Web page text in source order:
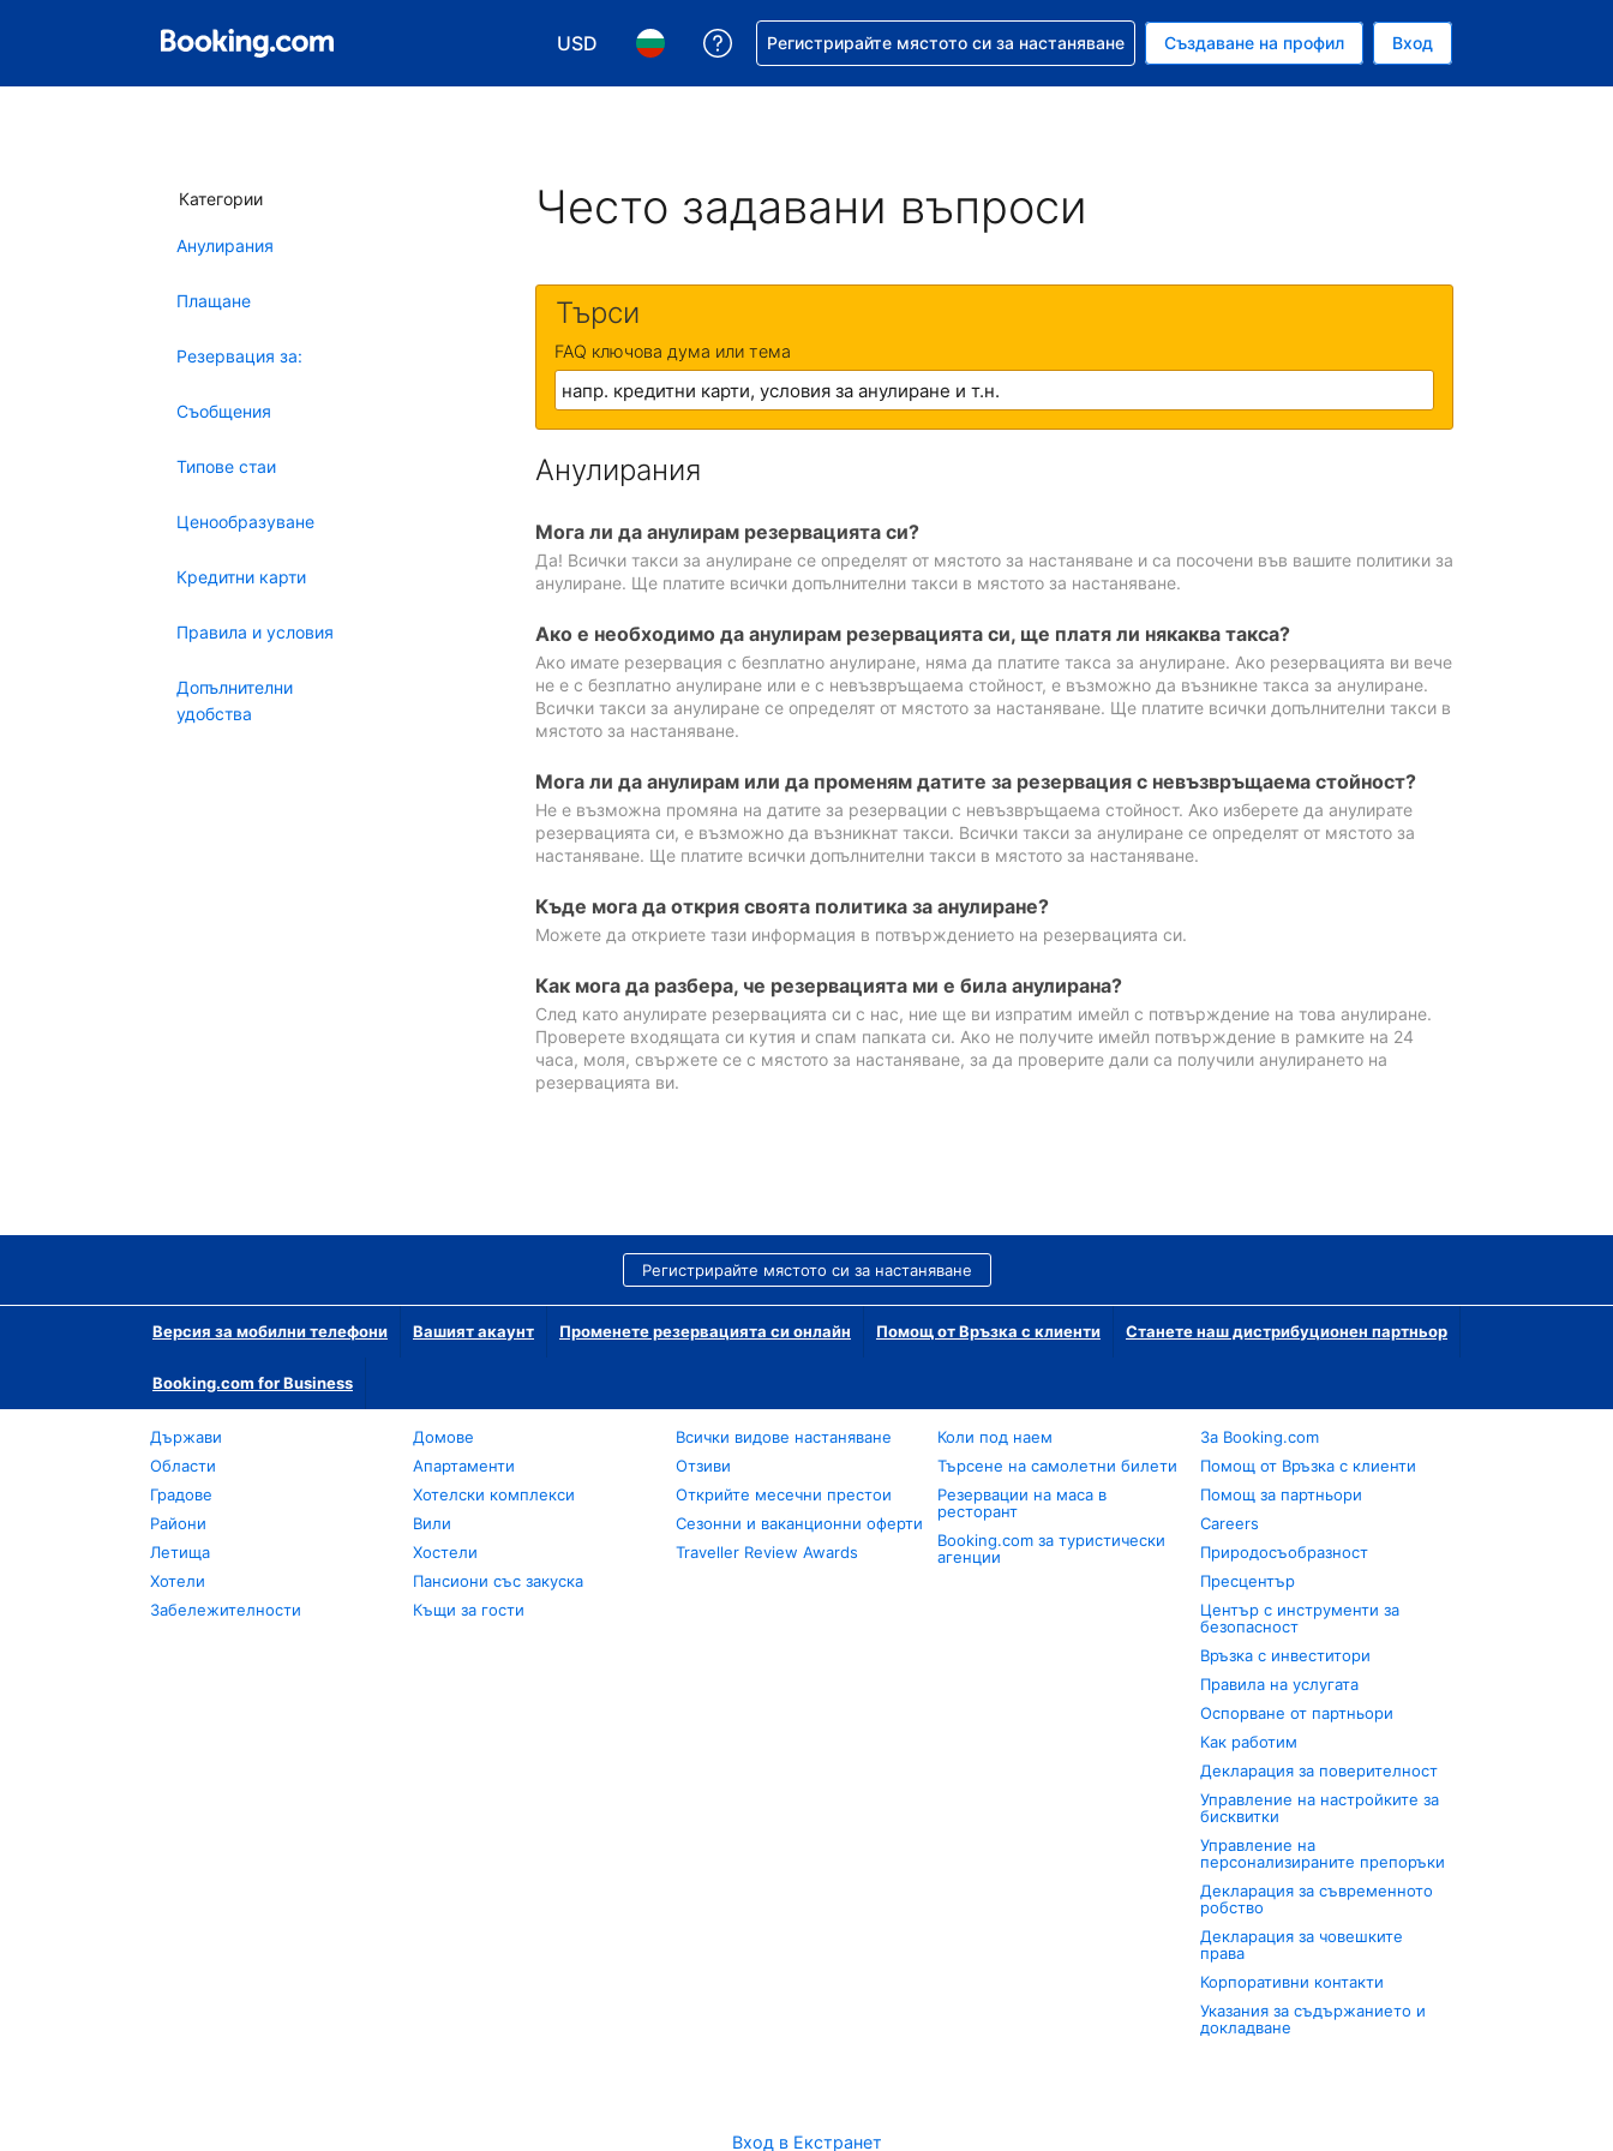
USD
Избор на валута. Избрана валута - Американски долар
Избор на език. Избран език - Български
Помощ с резервацията ви
Регистрирайте мястото си за настаняване Създаване на профил Вход
Категории
Анулирания
Плащане
Резервация за:
Съобщения
Типове стаи
Ценообразуване
Кредитни карти
Правила и условия
Допълнителни
удобства
Често задавани въпроси
Търси
FAQ ключова дума или тема
Анулирания
Мога ли да анулирам резервацията си?
Да! Всички такси за анулиране се определят от мястото за настаняване и са посочени във вашите политики за
анулиране. Ще платите всички допълнителни такси в мястото за настаняване.
Ако е необходимо да анулирам резервацията си, ще платя ли някаква такса?
Ако имате резервация с безплатно анулиране, няма да платите такса за анулиране. Ако резервацията ви вече
не е с безплатно анулиране или е с невъзвръщаема стойност, е възможно да възникне такса за анулиране.
Всички такси за анулиране се определят от мястото за настаняване. Ще платите всички допълнителни такси в
мястото за настаняване.
Мога ли да анулирам или да променям датите за резервация с невъзвръщаема стойност?
Не е възможна промяна на датите за резервации с невъзвръщаема стойност. Ако изберете да анулирате
резервацията си, е възможно да възникнат такси. Всички такси за анулиране се определят от мястото за
настаняване. Ще платите всички допълнителни такси в мястото за настаняване.
Къде мога да открия своята политика за анулиране?
Можете да откриете тази информация в потвърждението на резервацията си.
Как мога да разбера, че резервацията ми е била анулирана?
След като анулирате резервацията си с нас, ние ще ви изпратим имейл с потвърждение на това анулиране.
Проверете входящата си кутия и спам папката си. Ако не получите имейл потвърждение в рамките на 24
часа, моля, свържете се с мястото за настаняване, за да проверите дали са получили анулирането на
резервацията ви.
Регистрирайте мястото си за настаняване
Версия за мобилни телефони Вашият акаунт Променете резервацията си онлайн Помощ от Връзка с клиенти Станете наш дистрибуционен партньор
Booking.com for Business
Държави
Области
Градове
Райони
Летища
Хотели
Забележителности
Домове
Апартаменти
Хотелски комплекси
Вили
Хостели
Пансиони със закуска
Къщи за гости
Всички видове настаняване
Отзиви
Открийте месечни престои
Сезонни и ваканционни оферти
Traveller Review Awards
Коли под наем
Търсене на самолетни билети
Резервации на маса в
ресторант
Booking.com за туристически
агенции
За Booking.com
Помощ от Връзка с клиенти
Помощ за партньори
Careers
Природосъобразност
Пресцентър
Център с инструменти за
безопасност
Връзка с инвеститори
Правила на услугата
Оспорване от партньори
Как работим
Декларация за поверителност
Управление на настройките за
бисквитки
Управление на
персонализираните препоръки
Декларация за съвременното
робство
Декларация за човешките
права
Корпоративни контакти
Указания за съдържанието и
докладване
Вход в Екстранет